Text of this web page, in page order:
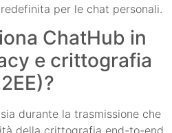
per le chat personali.
ChatHub in
e crittografia
durante la trasmissione che